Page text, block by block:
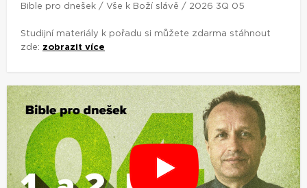
Bible pro dnešek / Vše k Boží slávě / 2026 3Q 05
Studijní materiály k pořadu si můžete zdarma stáhnout
zde: zobrazit více